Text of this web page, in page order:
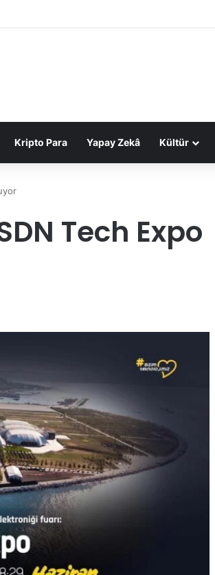
anlaşmayla Suudi Arabistan’ın oldu
Kripto Para Yapay Zekâ Kültür
Tech Expo